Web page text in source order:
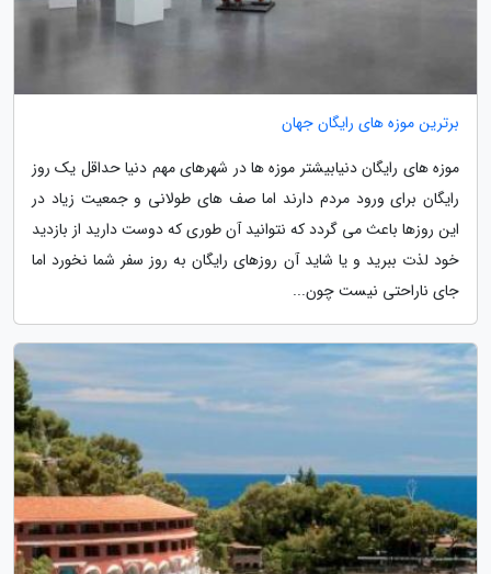
برترین موزه های رایگان جهان
موزه های رایگان دنیابیشتر موزه ها در شهرهای مهم دنیا حداقل یک روز
رایگان برای ورود مردم دارند اما صف های طولانی و جمعیت زیاد در
این روزها باعث می گردد که نتوانید آن طوری که دوست دارید از بازدید
خود لذت ببرید و یا شاید آن روزهای رایگان به روز سفر شما نخورد اما
جای ناراحتی نیست چون...